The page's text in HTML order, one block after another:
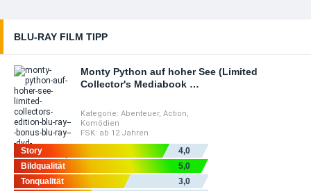
BLU-RAY FILM TIPP
Monty Python auf hoher See (Limited
Collector's Mediabook …
Kategorie: Abenteuer, Action,
Komödien
FSK: ab 12 Jahren
Story
4,0
Bildqualität
5,0
Tonqualität
3,0